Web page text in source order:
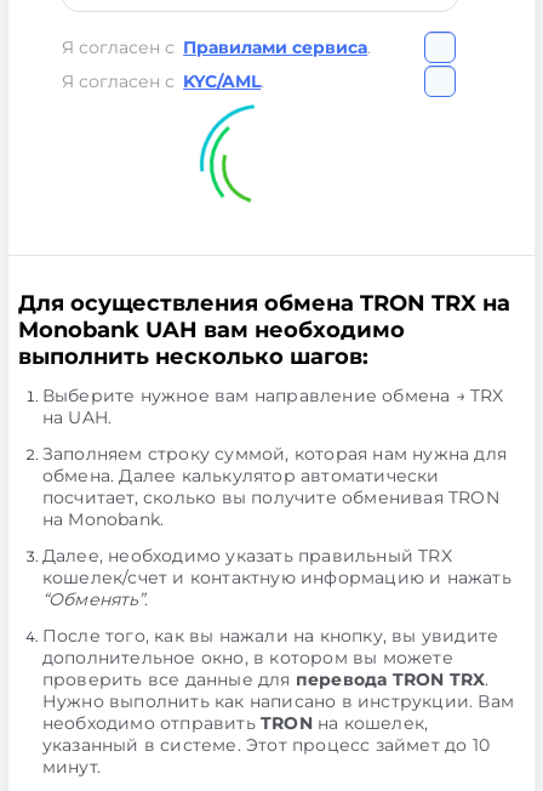
Я согласен с Правилами сервиса.
Я согласен с KYC/AML.
Для осуществления обмена TRON TRX на
Monobank UAH вам необходимо
выполнить несколько шагов:
Выберите нужное вам направление обмена → TRX
на UAH.
Заполняем строку суммой, которая нам нужна для
обмена. Далее калькулятор автоматически
посчитает, сколько вы получите обменивая TRON
на Monobank.
Далее, необходимо указать правильный TRX
кошелек/счет и контактную информацию и нажать
“Обменять”.
После того, как вы нажали на кнопку, вы увидите
дополнительное окно, в котором вы можете
проверить все данные для перевода TRON TRX.
Нужно выполнить как написано в инструкции. Вам
необходимо отправить TRONна кошелек,
указанный в системе. Этот процесс займет до 10
минут.